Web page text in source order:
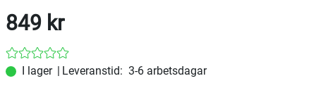
849 kr
| Leveranstid: 3-6 arbetsdagar